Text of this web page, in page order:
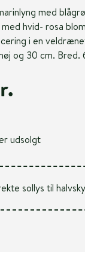
med
hvid- rosa
i en
og 30 cm. Bred.
udsolgt
sollys til